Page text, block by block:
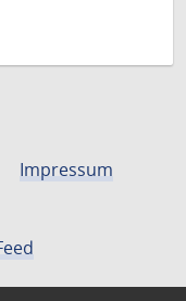
Impressum